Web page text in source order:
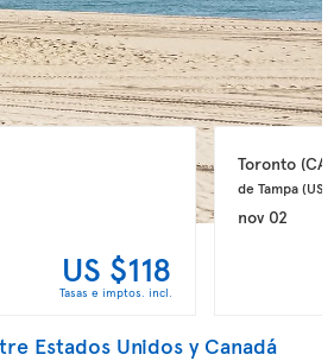
US $118
Tasas e imptos. incl.
Toronto (CA)
de Tampa (US)
nov 02
Estados Unidos y Canadá